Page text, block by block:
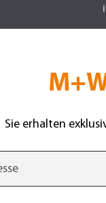
Sie erhalten